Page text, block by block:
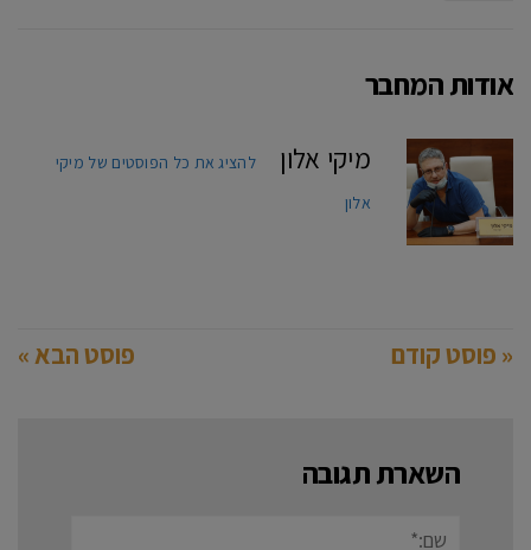
אודות המחבר
מיקי אלון
להציג את כל הפוסטים של מיקי
אלון
« פוסט קודם פוסט הבא »
השארת תגובה